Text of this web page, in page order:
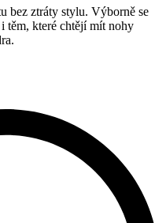
bez ztráty stylu. Výborně se
těm, které chtějí mít nohy